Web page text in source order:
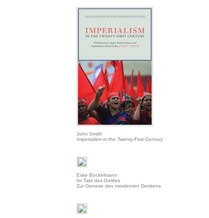
John Smith
Imperialism in the Twenty-First Century
Eske Bockelmann
Im Takt des Geldes
Zur Genese des mordernen Denkens